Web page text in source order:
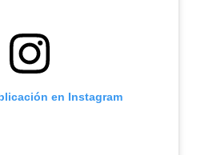
en Instagram